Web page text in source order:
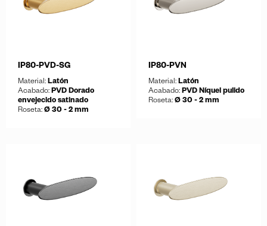
IP80-PVD-SG
Material: Latón
Acabado: PVD Dorado
envejecido satinado
Roseta: Ø 30 - 2 mm
IP80-PVN
Material: Latón
Acabado: PVD Níquel pulido
Roseta: Ø 30 - 2 mm